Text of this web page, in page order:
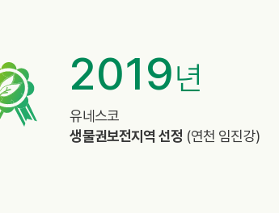
2019년
유네스코
생물권보전지역 선정 (연천 임진강)